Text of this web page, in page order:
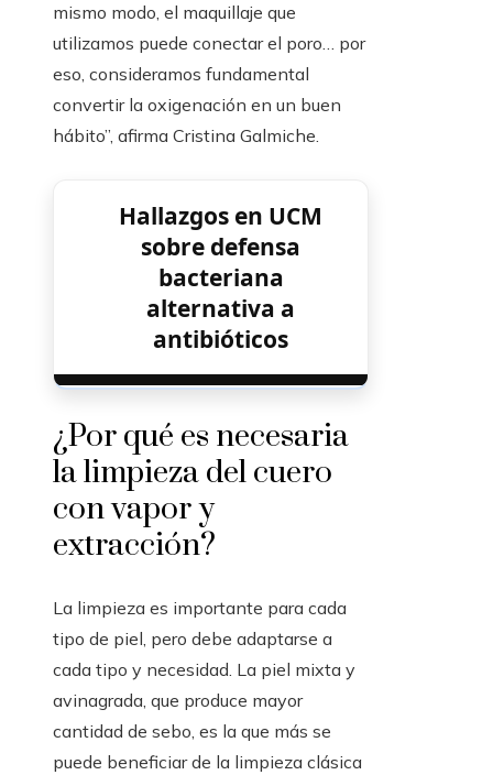
mismo modo, el maquillaje que
utilizamos puede conectar el poro… por
eso, consideramos fundamental
convertir la oxigenación en un buen
hábito”, afirma Cristina Galmiche.
Hallazgos en UCM
sobre defensa
bacteriana
alternativa a
antibióticos
¿Por qué es necesaria
la limpieza del cuero
con vapor y
extracción?
La limpieza es importante para cada
tipo de piel, pero debe adaptarse a
cada tipo y necesidad. La piel mixta y
avinagrada, que produce mayor
cantidad de sebo, es la que más se
puede beneficiar de la limpieza clásica